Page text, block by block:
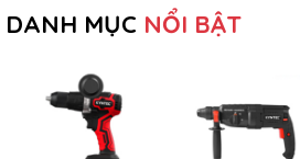
DANH MỤC NỔI BẬT